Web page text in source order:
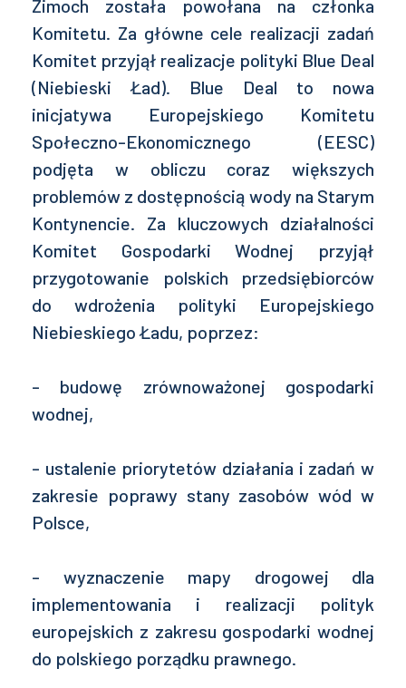
Zimoch została powołana na członka
Komitetu. Za główne cele realizacji zadań
Komitet przyjął realizacje polityki Blue Deal
(Niebieski Ład). Blue Deal to nowa
inicjatywa Europejskiego Komitetu
Społeczno-Ekonomicznego (EESC)
podjęta w obliczu coraz większych
problemów z dostępnością wody na Starym
Kontynencie. Za kluczowych działalności
Komitet Gospodarki Wodnej przyjął
przygotowanie polskich przedsiębiorców
do wdrożenia polityki Europejskiego
Niebieskiego Ładu, poprzez:
- budowę zrównoważonej gospodarki
wodnej,
- ustalenie priorytetów działania i zadań w
zakresie poprawy stany zasobów wód w
Polsce,
- wyznaczenie mapy drogowej dla
implementowania i realizacji polityk
europejskich z zakresu gospodarki wodnej
do polskiego porządku prawnego.